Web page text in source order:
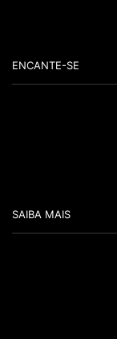
ENCANTE-SE
SAIBA MAIS